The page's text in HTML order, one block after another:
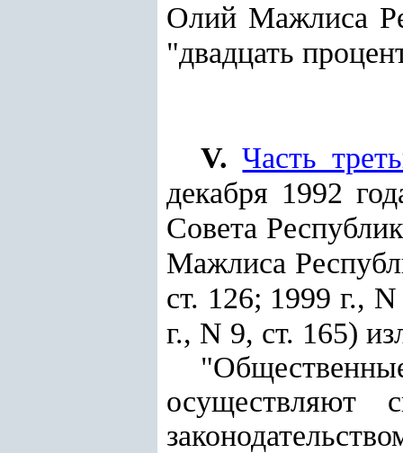
Олий Мажлиса
"двадцать
V. Часть
декабря 1992
Совета
Мажлиса
ст. 126; 1999 г.,
г., N 9, ст. 165)
осуществляют